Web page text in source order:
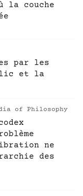
la couche
par les
et la
of Philosophy
ne
des